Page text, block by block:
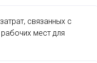
связанных с
мест для